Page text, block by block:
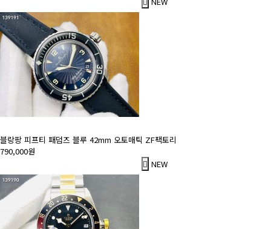
블랑팡 피프티 패덤즈 블루 42mm 오토매틱 ZF팩토리
790,000원
NEW